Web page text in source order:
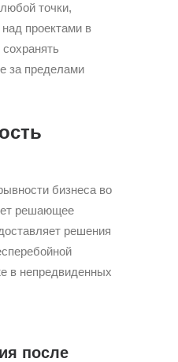
точки,
проектами в
за пределами
бизнеса во
решающее
решения
в непредвиденных
после